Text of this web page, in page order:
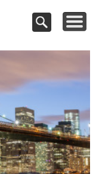
a
dovolenky
svetom